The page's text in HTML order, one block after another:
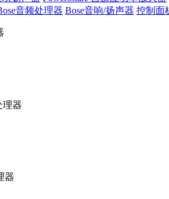
音频处理器 Bose音响/扬声器 控制面